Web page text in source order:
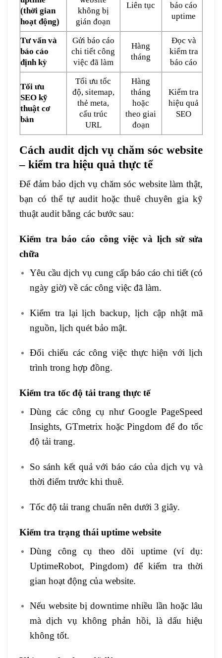
(thời gian
hoạt động)
không bị
gián đoạn
Liên tục
báo cáo
uptime
Tư vấn và
báo cáo
định kỳ
Gửi báo cáo
chi tiết công
việc đã làm
Hàng
tháng
Đọc và
kiểm tra
báo cáo
Tối ưu
SEO kỹ
thuật cơ
bản
Tối ưu tốc
độ, sitemap,
thẻ meta,
cấu trúc
URL
Hàng
tháng
hoặc
theo giai
đoạn
Kiểm tra
hiệu quả
SEO
Cách audit dịch vụ chăm sóc website
– kiểm tra hiệu quả thực tế
Để đảm bảo dịch vụ chăm sóc website làm thật,
bạn có thể tự audit hoặc thuê chuyên gia kỹ
thuật audit bằng các bước sau:
Kiểm tra báo cáo công việc và lịch sử sửa
chữa
Yêu cầu dịch vụ cung cấp báo cáo chi tiết (có
ngày giờ) về các công việc đã làm.
Kiểm tra lại lịch backup, lịch cập nhật mã
nguồn, lịch quét bảo mật.
Đối chiếu các công việc thực hiện với lịch
trình trong hợp đồng.
Kiểm tra tốc độ tải trang thực tế
Dùng các công cụ như Google PageSpeed
Insights, GTmetrix hoặc Pingdom để đo tốc
độ tải trang.
So sánh kết quả với báo cáo của dịch vụ và
thời điểm trước khi thuê.
Tốc độ tải trang chuẩn nên dưới 3 giây.
Kiểm tra trạng thái uptime website
Dùng công cụ theo dõi uptime (ví dụ:
UptimeRobot, Pingdom) để kiểm tra thời
gian hoạt động của website.
Nếu website bị downtime nhiều lần hoặc lâu
mà dịch vụ không phản hồi, là dấu hiệu
không tốt.